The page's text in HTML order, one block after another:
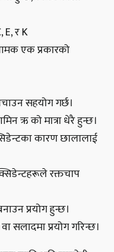
E, र K
एक प्रकारको
सहयोग गर्छ।
ऋ को मात्रा धेरै हुन्छ।
कारण छालालाई
रक्तचाप
प्रयोग हुन्छ।
सलादमा प्रयोग गरिन्छ।